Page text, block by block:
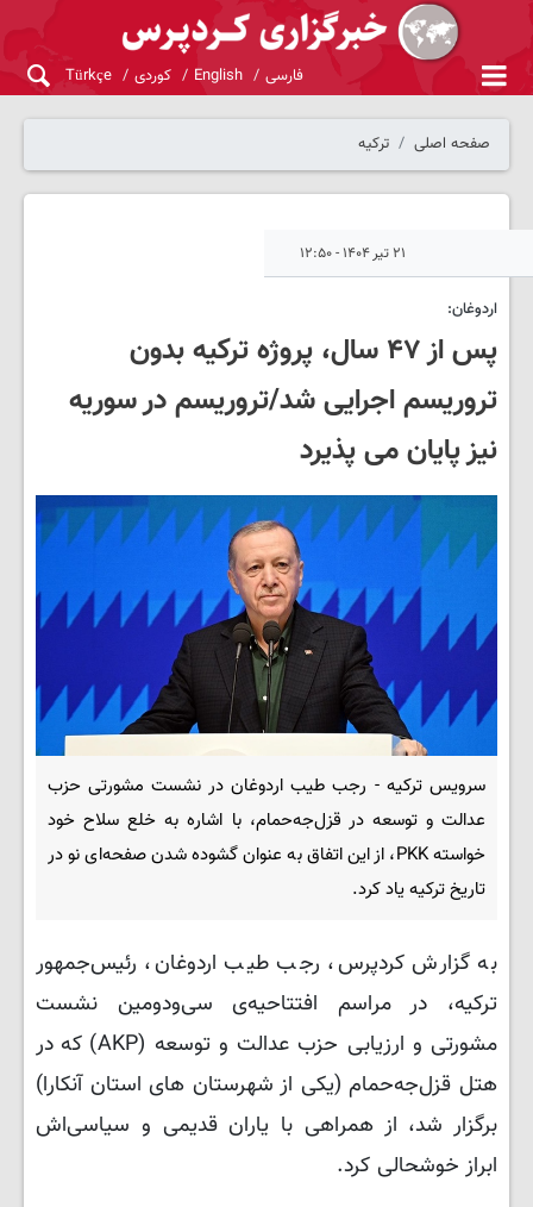
فارسی English کوردی Türkçe
صفحه اصلی ترکیه
۲۱ تیر ۱۴۰۴ - ۱۲:۵۰
اردوغان:
پس از ۴۷ سال، پروژه ترکیه بدون
تروریسم اجرایی شد/تروریسم در سوریه
نیز پایان می پذیرد
سرویس ترکیه - رجب طیب اردوغان در نشست مشورتی حزب
عدالت و توسعه در قزل‌جه‌حمام، با اشاره به خلع سلاح خود
خواسته PKK، از این اتفاق به عنوان گشوده شدن صفحه‌ای نو در
تاریخ ترکیه یاد کرد.
به گزارش کردپرس، رجب طیب اردوغان، رئیس‌جمهور
ترکیه، در مراسم افتتاحیه‌ی سی‌ودومین نشست
مشورتی و ارزیابی حزب عدالت و توسعه (AKP) که در
هتل قزل‌جه‌حمام (یکی از شهرستان های استان آنکارا)
برگزار شد، از همراهی با یاران قدیمی و سیاسی‌اش
ابراز خوشحالی کرد.